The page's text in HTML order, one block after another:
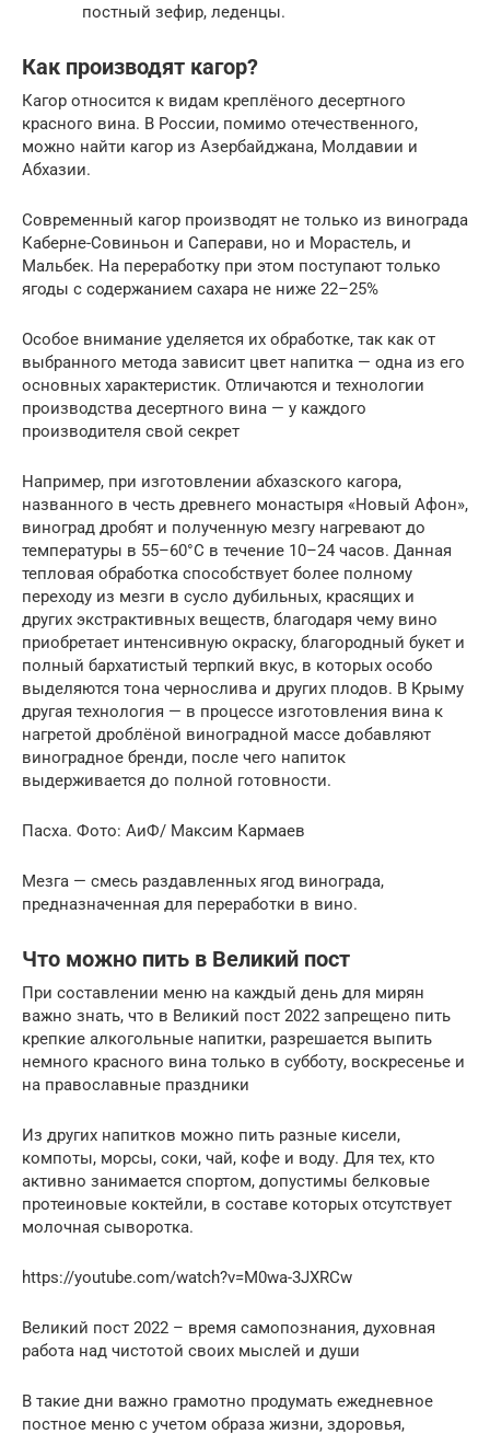
постный зефир, леденцы.
Как производят кагор?
Кагор относится к видам креплёного десертного
красного вина. В России, помимо отечественного,
можно найти кагор из Азербайджана, Молдавии и
Абхазии.
Современный кагор производят не только из винограда
Каберне-Совиньон и Саперави, но и Морастель, и
Мальбек. На переработку при этом поступают только
ягоды с содержанием сахара не ниже 22–25%
Особое внимание уделяется их обработке, так как от
выбранного метода зависит цвет напитка — одна из его
основных характеристик. Отличаются и технологии
производства десертного вина — у каждого
производителя свой секрет
Например, при изготовлении абхазского кагора,
названного в честь древнего монастыря «Новый Афон»,
виноград дробят и полученную мезгу нагревают до
температуры в 55–60°С в течение 10–24 часов. Данная
тепловая обработка способствует более полному
переходу из мезги в сусло дубильных, красящих и
других экстрактивных веществ, благодаря чему вино
приобретает интенсивную окраску, благородный букет и
полный бархатистый терпкий вкус, в которых особо
выделяются тона чернослива и других плодов. В Крыму
другая технология — в процессе изготовления вина к
нагретой дроблёной виноградной массе добавляют
виноградное бренди, после чего напиток
выдерживается до полной готовности.
Пасха. Фото: АиФ/ Максим Кармаев
Мезга — смесь раздавленных ягод винограда,
предназначенная для переработки в вино.
Что можно пить в Великий пост
При составлении меню на каждый день для мирян
важно знать, что в Великий пост 2022 запрещено пить
крепкие алкогольные напитки, разрешается выпить
немного красного вина только в субботу, воскресенье и
на православные праздники
Из других напитков можно пить разные кисели,
компоты, морсы, соки, чай, кофе и воду. Для тех, кто
активно занимается спортом, допустимы белковые
протеиновые коктейли, в составе которых отсутствует
молочная сыворотка.
https://youtube.com/watch?v=M0wa-3JXRCw
Великий пост 2022 – время самопознания, духовная
работа над чистотой своих мыслей и души
В такие дни важно грамотно продумать ежедневное
постное меню с учетом образа жизни, здоровья,